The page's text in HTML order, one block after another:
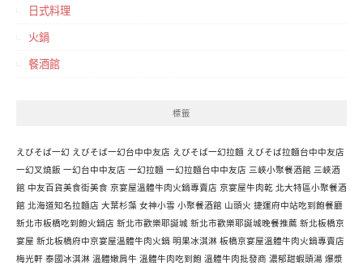
日式料理
火鍋
餐酒館
標籤
えびそば一幻 えびそば一幻台中中友店 えびそば一幻拉麵 えびそば拉麵台中中友店
一幻叉燒飯 一幻台中中友店 一幻拉麵 一幻拉麵台中中友店 三峽小聚餐酒館 三峽酒
館 中友百貨美食街美食 京宴屋溫體牛肉火鍋專賣店 京宴屋牛肉乾 北大特區小聚餐酒
館 北海道知名拉麵店 大葉杉藻 女神小雪 小聚餐酒館 山頭火 捷運府中站吃到飽餐廳
新北市板橋吃到飽火鍋店 新北市歡樂耶誕城 新北市歡樂耶誕城晚餐推薦 新北板橋京
宴屋 新北板橋府中京宴屋溫體牛肉火鍋 明果冰淇淋 板橋京宴屋溫體牛肉火鍋專賣店
梅光軒 泰國冰淇淋 溫體嫩肩牛 溫體牛肉吃到飽 溫體牛肉批發商 濃郁甜蝦頭湯 爆漿